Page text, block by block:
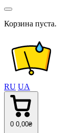
Корзина пуста.
RU UA
0 0 ,00₴